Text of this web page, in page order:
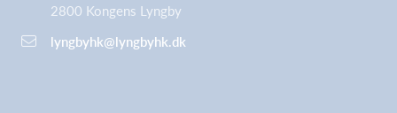
2800 Kongens Lyngby
lyngbyhk@lyngbyhk.dk